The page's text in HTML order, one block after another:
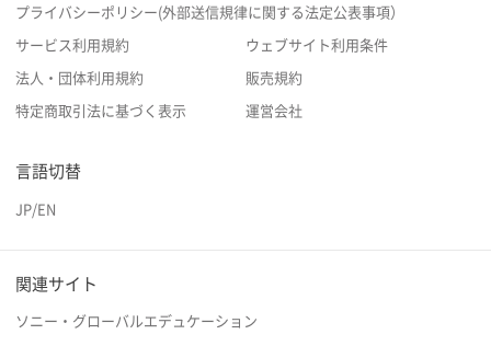
プライバシーポリシー(外部送信規律に関する法定公表事項）
サービス利用規約 ウェブサイト利用条件
法人・団体利用規約 販売規約
特定商取引法に基づく表示 運営会社
言語切替
JP/EN
関連サイト
ソニー・グローバルエデュケーション